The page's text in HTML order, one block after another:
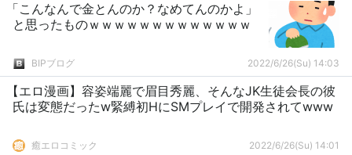
「こんなんで金とんのか？なめてんのかよ」
と思ったものｗｗｗｗｗｗｗｗｗｗｗｗｗ
BIPブログ 2022/6/26(Su) 14:03
【エロ漫画】容姿端麗で眉目秀麗、そんなJK生徒会長の彼
氏は変態だったw緊縛初HにSMプレイで開発されてwww
癒エロコミック 2022/6/26(Su) 14:01